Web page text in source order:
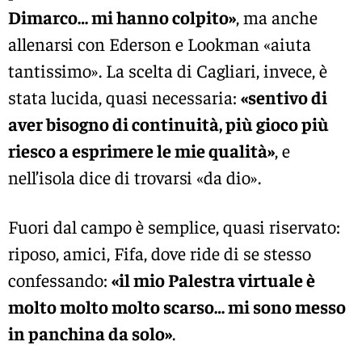
Dimarco… mi hanno colpito», ma anche
allenarsi con Ederson e Lookman «aiuta
tantissimo». La scelta di Cagliari, invece, è
stata lucida, quasi necessaria: «sentivo di
aver bisogno di continuità, più gioco più
riesco a esprimere le mie qualità», e
nell’isola dice di trovarsi «da dio».
Fuori dal campo è semplice, quasi riservato:
riposo, amici, Fifa, dove ride di se stesso
confessando: «il mio Palestra virtuale è
molto molto molto scarso… mi sono messo
in panchina da solo».